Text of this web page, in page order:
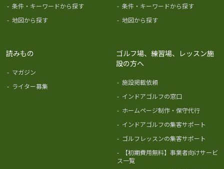
- 条件・キーワードから探す
- 地図から探す
- 条件・キーワードから探す
- 地図から探す
読みもの
- マガジン
- ライター募集
ゴルフ場、練習場、レッスン施
設の方へ
- 施設掲載依頼
- インドアゴルフの窓口
- ホームページ制作・保守代行
- インドアゴルフの集客サポート
- ゴルフレッスンの集客サポート
-
【初期費用無料】事業者向けサービ
ス一覧